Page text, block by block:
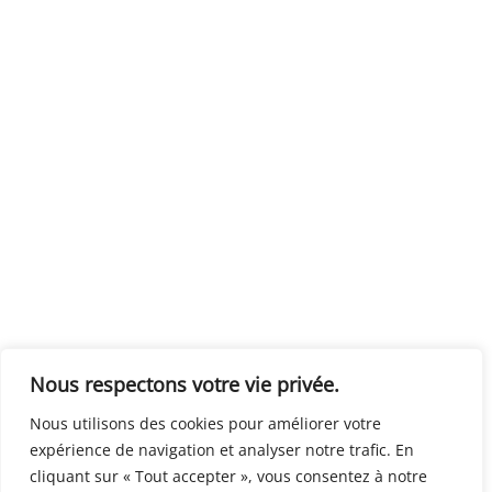
Nous respectons votre vie privée.
Nous utilisons des cookies pour améliorer votre
expérience de navigation et analyser notre trafic. En
cliquant sur « Tout accepter », vous consentez à notre